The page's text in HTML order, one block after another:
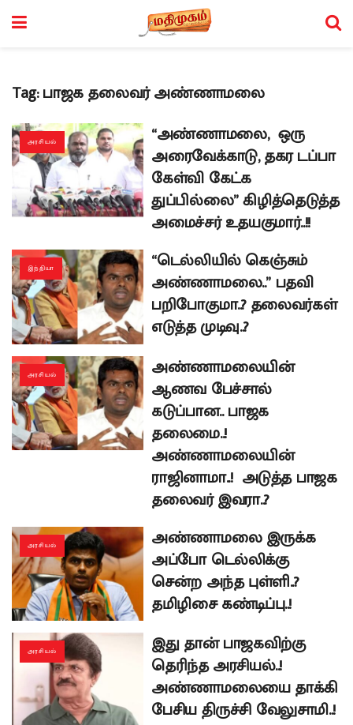
Tag:பாஜக தலைவர் அண்ணாமலை
அரசியல்
“அண்ணாமலை, ஒரு
அரைவேக்காடு, தகர டப்பா
கேள்வி கேட்க
துப்பில்லை” கிழித்தெடுத்த
அமைச்சர் உதயகுமார்..!!
இந்தியா
“டெல்லியில் கெஞ்சும்
அண்ணாமலை..” பதவி
பறிபோகுமா..? தலைவர்கள்
எடுத்த முடிவு..?
அரசியல்
அண்ணாமலையின்
ஆணவ பேச்சால்
கடுப்பான.. பாஜக
தலைமை..!
அண்ணாமலையின்
ராஜினாமா..! அடுத்த பாஜக
தலைவர் இவரா..?
அரசியல்
அண்ணாமலை இருக்க
அப்போ டெல்லிக்கு
சென்ற அந்த புள்ளி..?
தமிழிசை கண்டிப்பு..!
அரசியல்
இது தான் பாஜகவிற்கு
தெரிந்த அரசியல்..!
அண்ணாமலையை தாக்கி
பேசிய திருச்சி வேலுசாமி..!